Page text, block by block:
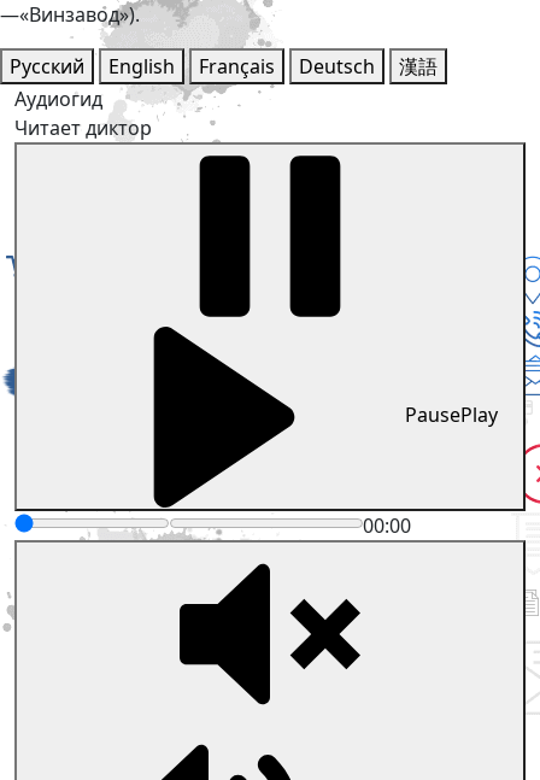
—«Винзавод»).
Русский
English Français Deutsch
漢語
Аудиогид
Читает диктор
PausePlay
00:00